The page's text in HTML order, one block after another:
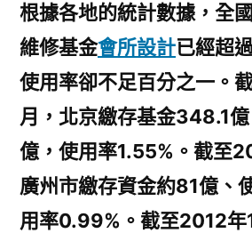
根據各地的統計數據，全
維修基金會所設計已經超
使用率卻不足百分之一。
月，北京繳存基金348.1
億，使用率1.55%。截至
廣州市繳存資金約81億、
用率0.99%。截至2012年